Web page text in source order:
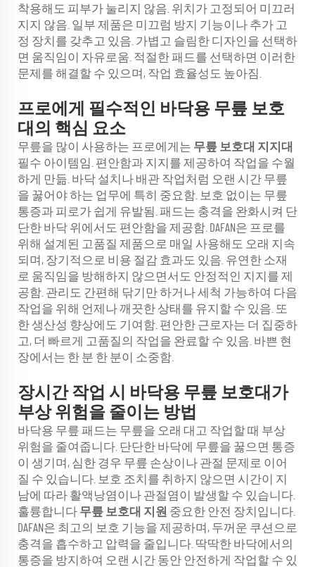
착용해도 피부가 눌리지 않음. 위치가 고정되어 미끄러
지지 않음. 일부 제품은 미끄럼 방지 기능이나 추가 고
정 장치를 갖추고 있음. 가볍고 슬림한 디자인을 선택하
면 움직임이 자유로움. 적절한 패드를 선택하면 이러한
문제를 해결할 수 있으며, 작업 효율성도 높아짐.
프로에게 필수적인 바닥용 무릎 보호
대의 핵심 요소
무릎을 많이 사용하는 프로에게는 무릎 보호대 지지대
필수 아이템임. 편안함과 지지를 제공하여 작업을 수월
하게 만듦. 바닥 설치나 배관 작업처럼 오랜 시간 무릎
을 꿇어야 하는 업무에 특히 중요함. 보호 없이는 무릎
통증과 피로가 쉽게 유발됨. 패드는 충격을 완화시켜 단
단한 바닥 위에서도 편안함을 제공함. DAFAN은 프로를
위해 설계된 고품질 제품으로 매일 사용해도 오래 지속
되며, 장기적으로 비용 절감 효과도 있음. 유연한 소재
로 움직임을 방해하지 않으면서도 안정적인 지지를 제
공함. 관리도 간편해 닦기만 하거나 세척 가능하여 다음
작업을 위해 언제나 깨끗한 상태를 유지할 수 있음. 또
한 생산성 향상에도 기여함. 편안한 근로자는 더 집중하
고, 더 빠르게 고품질의 작업을 완료할 수 있음. 바쁜 현
장에서는 한 분 한 분이 소중함.
장시간 작업 시 바닥용 무릎 보호대가
부상 위험을 줄이는 방법
바닥용 무릎 패드는 무릎을 오래 대고 작업할 때 부상
위험을 줄여줍니다. 단단한 바닥에 무릎을 꿇으면 통증
이 생기며, 심한 경우 무릎 손상이나 관절 문제로 이어
질 수 있습니다. 보호 조치를 취하지 않으면 시간이 지
남에 따라 활액낭염이나 관절염이 발생할 수 있습니다.
훌륭합니다 무릎 보호대 지원 중요한 안전 장치입니다.
DAFAN은 최고의 보호 기능을 제공하며, 두꺼운 쿠션으로
충격을 흡수하고 압력을 줄입니다. 딱딱한 바닥에서의
통증을 방지하여 오랜 시간 동안 안전하게 작업할 수 있